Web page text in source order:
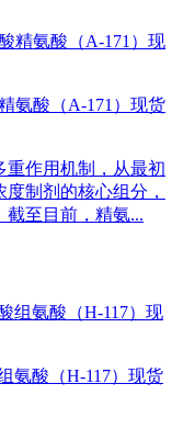
氨酸（A-171）现货
重作用机制，从最初
制剂的核心组分，
至目前，精氨...
氨酸（H-117）现货